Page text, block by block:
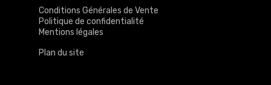
Conditions Générales de Vente
Politique de confidentialité
Mentions légales
Plan du site